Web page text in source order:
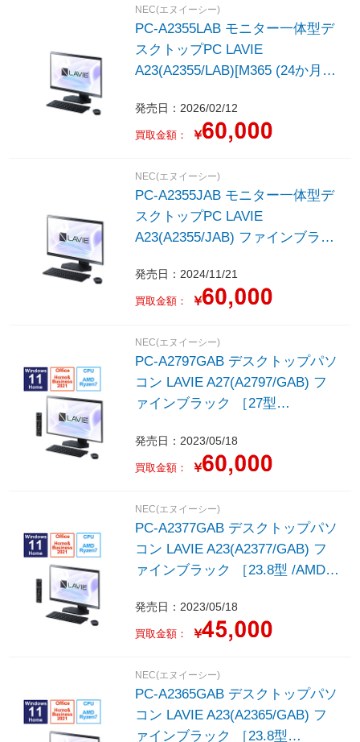
デル］
NEC(エヌイーシー)
PC-A2355LAB モニター一体型デ
スクトップPC LAVIE
A23(A2355/LAB)[M365 (24か月)
ック ［23.8型 /Windows11 Home
/intel Core i5 /メモリ：16GB
発売日：2026/02/12
買取金額： ￥
NEC(エヌイーシー)
PC-A2355JAB モニター一体型デ
スクトップPC LAVIE
A23(A2355/JAB) ファインブラッ
/intel Core i5 /メモリ：16GB
/SSD：512GB /Office
デル］
発売日：2024/11/21
買取金額： ￥
NEC(エヌイーシー)
PC-A2797GAB デスクトップパソ
コン LAVIE A27(A2797/GAB) フ
ァインブラック ［27型
/メモリ：16GB /SSD：1TB
/Office HomeandBusiness /2023
発売日：2023/05/18
買取金額： ￥
NEC(エヌイーシー)
PC-A2377GAB デスクトップパソ
コン LAVIE A23(A2377/GAB) フ
ァインブラック ［23.8型 /AMD
1TB /2023年5月モデル］
発売日：2023/05/18
買取金額： ￥
NEC(エヌイーシー)
PC-A2365GAB デスクトップパソ
コン LAVIE A23(A2365/GAB) フ
ァインブラック ［23.8型